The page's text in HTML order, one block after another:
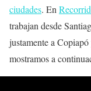
ciudades. En
trabajan desde
justamente a
mostramos a